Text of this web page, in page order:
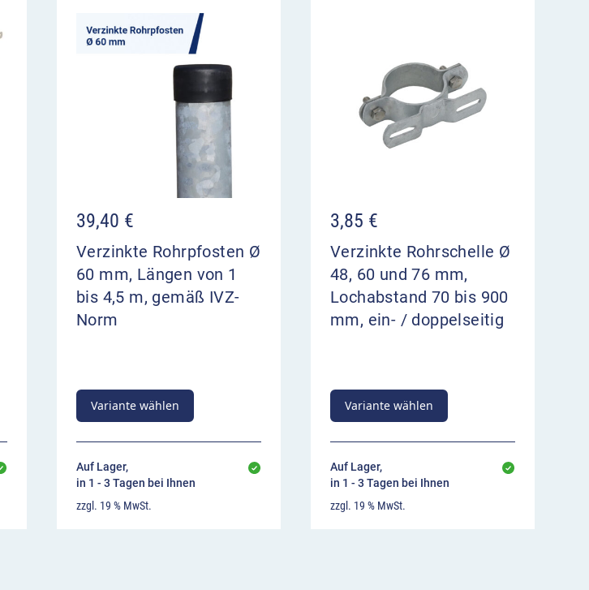
39,40 €
Verzinkte Rohrpfosten Ø
60 mm, Längen von 1
bis 4,5 m, gemäß IVZ-
Norm
Variante wählen
Auf Lager,
in 1 - 3 Tagen bei Ihnen
zzgl. 19 % MwSt.
3,85 €
Verzinkte Rohrschelle Ø
48, 60 und 76 mm,
Lochabstand 70 bis 900
mm, ein- / doppelseitig
Variante wählen
Auf Lager,
in 1 - 3 Tagen bei Ihnen
zzgl. 19 % MwSt.